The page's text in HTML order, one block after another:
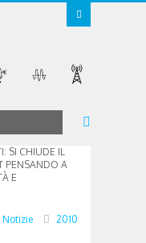
Notizie 2010